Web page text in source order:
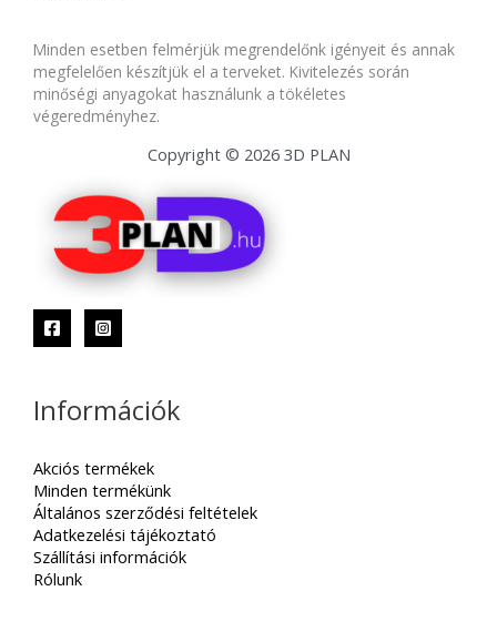
Minden esetben felmérjük megrendelőnk igényeit és annak
megfelelően készítjük el a terveket. Kivitelezés során
minőségi anyagokat használunk a tökéletes
végeredményhez.
Copyright © 2026 3D PLAN
Információk
Akciós termékek
Minden termékünk
Általános szerződési feltételek
Adatkezelési tájékoztató
Szállítási információk
Rólunk